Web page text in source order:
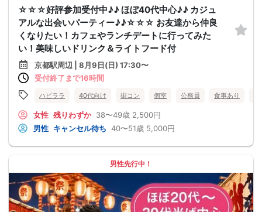
☆☆☆好評参加受付中♪♪ ほぼ40代中心♪♪ カジュ
アルな出会いパーティー♪♪☆☆☆ お友達から仲良
くなりたい！カフェやランチデートに行ってみた
い！美味しいドリンク＆ライトフード付
京都駅周辺 | 8月9日(日) 17:30〜
受付終了まで16時間
ハピララ 40代向け 街コン 個室 公務員 食事あり
女性 残りわずか 38〜49歳 2,500円
男性 キャンセル待ち 40〜51歳 5,000円
男性先行中！